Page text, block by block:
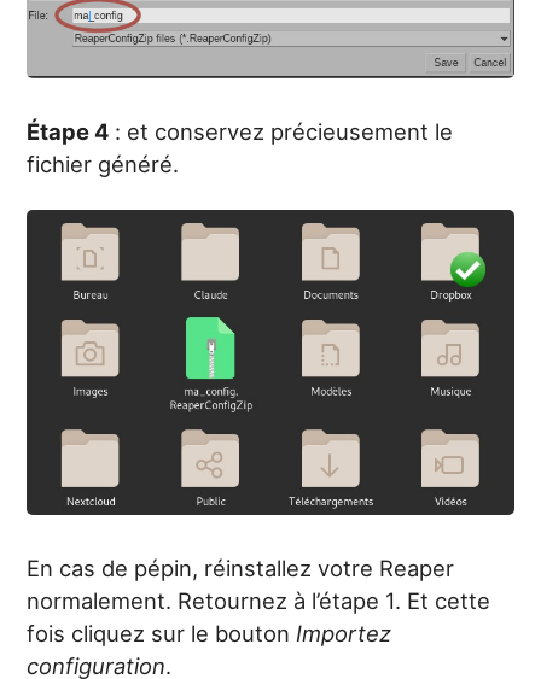
Étape 4 : et conservez précieusement le
fichier généré.
En cas de pépin, réinstallez votre Reaper
normalement. Retournez à l’étape 1. Et cette
fois cliquez sur le bouton Importez
configuration.